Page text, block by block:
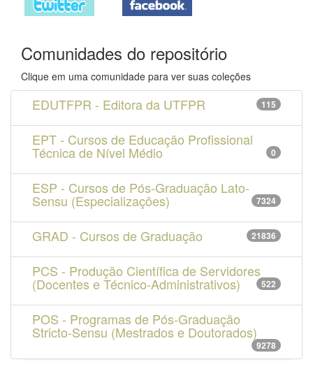
Comunidades do repositório
Clique em uma comunidade para ver suas coleções
EDUTFPR - Editora da UTFPR 115
EPT - Cursos de Educação Profissional
Técnica de Nível Médio 0
ESP - Cursos de Pós-Graduação Lato-
Sensu (Especializações) 7324
GRAD - Cursos de Graduação 21836
PCS - Produção Científica de Servidores
(Docentes e Técnico-Administrativos) 522
POS - Programas de Pós-Graduação
Stricto-Sensu (Mestrados e Doutorados)
9278